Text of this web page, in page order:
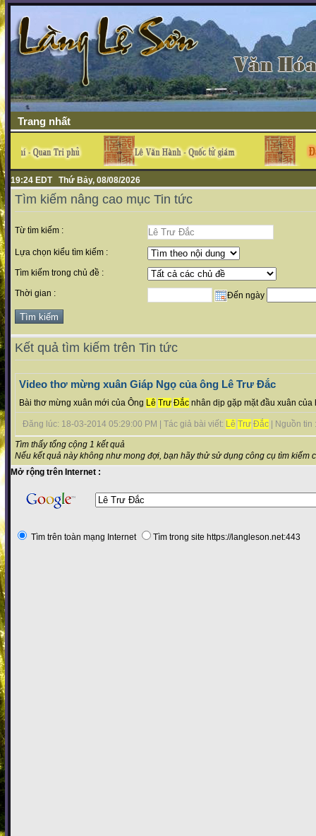
Trang nhất
19:24 EDT Thứ Bảy, 08/08/2026
Tìm kiếm nâng cao mục Tin tức
Từ tìm kiếm :
Lựa chọn kiểu tìm kiếm :
Tìm kiếm trong chủ đề :
Thời gian : Đến ngày
Kết quả tìm kiếm trên Tin tức
Video thơ mừng xuân Giáp Ngọ của ông Lê Trư Đắc
Bài thơ mừng xuân mới của Ông Lê Trư Đắc nhân dịp gặp mặt đầu xuân
Đăng lúc: 18-03-2014 05:29:00 PM | Tác giả bài viết: Lê Trư Đắc | Nguồn tin
Tìm thấy tổng cộng 1 kết quả
Nếu kết quả này không như mong đợi, bạn hãy thử sử dụng công cụ tìm kiếm
Mở rộng trên Internet :
Tìm trên toàn mạng Internet Tìm trong site https://langleson.net:443